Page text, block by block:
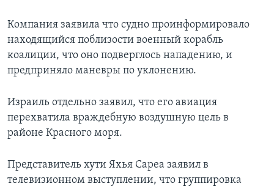
Компания заявила что судно проинформировало
находящийся поблизости военный корабль
коалиции, что оно подверглось нападению, и
предприняло маневры по уклонению.
Израиль отдельно заявил, что его авиация
перехватила враждебную воздушную цель в
районе Красного моря.
Представитель хути Яхья Сареа заявил в
телевизионном выступлении, что группировка